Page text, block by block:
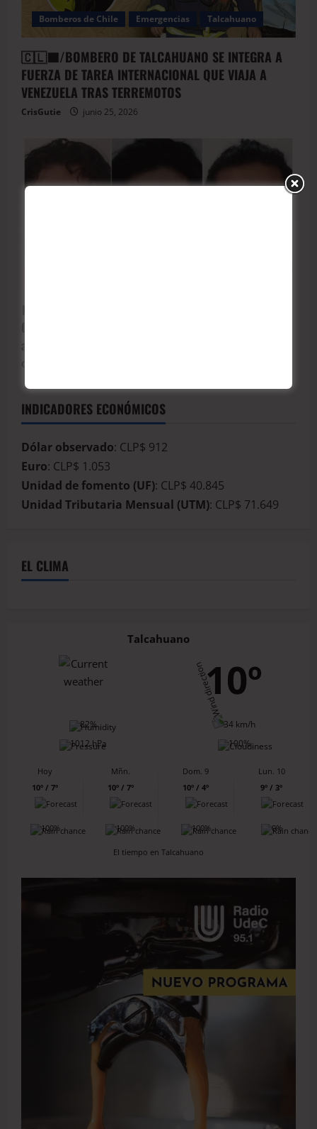
Bomberos de Chile Emergencias Talcahuano
🇨🇱🟦/BOMBERO DE TALCAHUANO SE INTEGRA A
FUERZA DE TAREA INTERNACIONAL QUE VIAJA A
VENEZUELA TRAS TERREMOTOS
CrisGutie junio 25, 2026
Corte Suprema ratifica presidio perpetuo para
asesinos de tres carabineros.
CrisGutie
INDICADORES ECONÓMICOS
Dólar observado: CLP$ 912
Euro: CLP$ 1.053
Unidad de fomento (UF): CLP$ 40.845
Unidad Tributaria Mensual (UTM): CLP$ 71.649
EL CLIMA
Talcahuano
10º
82%
34 km/h
1012 hPa
100%
Hoy
10º / 7º
100%
Mñn.
10º / 7º
100%
Dom. 9
10º / 4º
100%
Lun. 10
9º / 3º
0%
El tiempo en Talcahuano